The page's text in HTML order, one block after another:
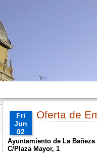
Fri
Jun
02
00:00:00
CEST
Oferta de
Ayuntamiento de La Bañeza
C/Plaza Mayor, 1